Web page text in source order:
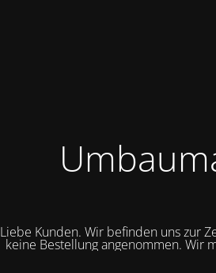
Liebe Kunden. Wir befinden uns zur
keine Bestellung angenommen. Wir